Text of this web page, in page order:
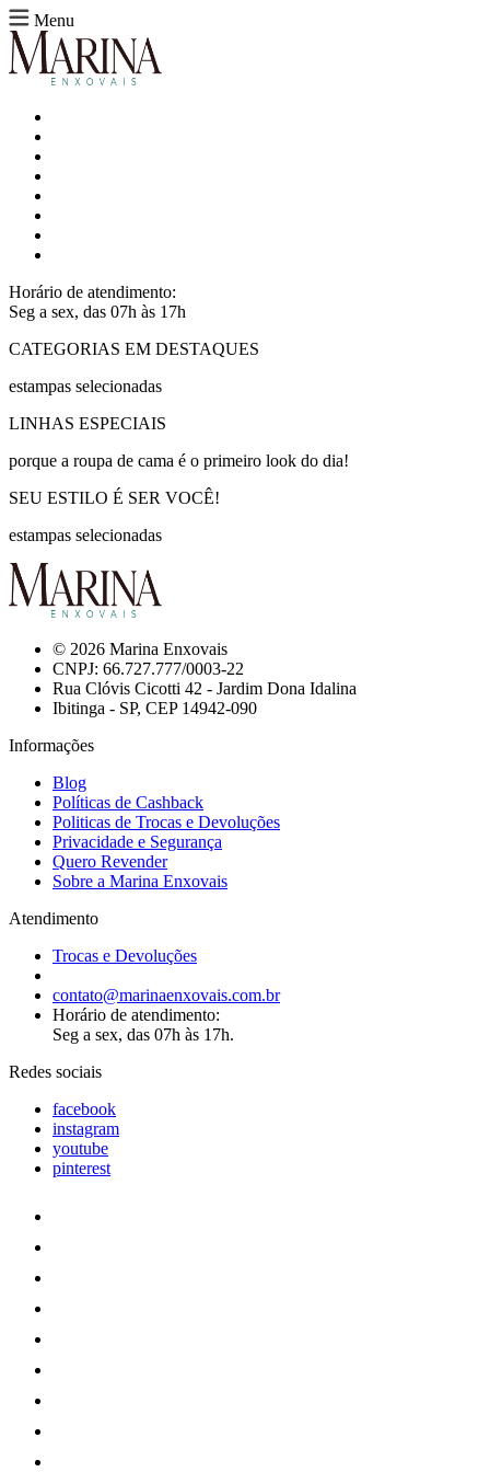
Menu
Horário de atendimento:
Seg a sex, das 07h às 17h
CATEGORIAS EM DESTAQUES
estampas selecionadas
LINHAS ESPECIAIS
porque a roupa de cama é o primeiro look do dia!
SEU ESTILO É SER VOCÊ!
estampas selecionadas
© 2026 Marina Enxovais
CNPJ: 66.727.777/0003-22
Rua Clóvis Cicotti 42 - Jardim Dona Idalina
Ibitinga - SP, CEP 14942-090
Informações
Blog
Políticas de Cashback
Politicas de Trocas e Devoluções
Privacidade e Segurança
Quero Revender
Sobre a Marina Enxovais
Atendimento
Trocas e Devoluções
contato@marinaenxovais.com.br
Horário de atendimento:
Seg a sex, das 07h às 17h.
Redes sociais
facebook
instagram
youtube
pinterest